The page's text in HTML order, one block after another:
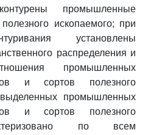
промышленные
ископаемого; при
установлены
распределения и
промышленных
и сортов полезного
выделенных промышленных
и сортов полезного
по всем